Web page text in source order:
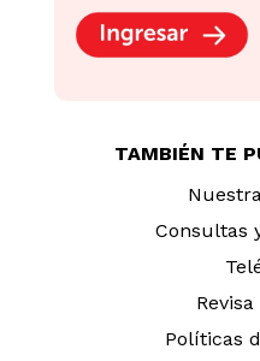
TAMBIÉN TE
Consultas
Políticas